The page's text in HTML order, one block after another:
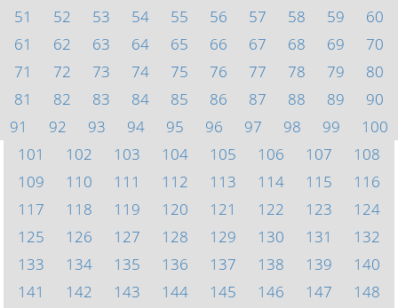
51
52 53 54 55 56 57 58 59
60
61
62 63 64 65 66 67 68 69
70
71
72 73 74 75 76 77 78 79
80
81
82 83 84 85 86 87 88 89
90
91
92 93 94 95 96 97 98 99
100
101
102 103 104 105 106 107
108
109
110 111 112 113 114 115
116
117
118 119 120 121 122 123
124
125
126 127 128 129 130 131
132
133
134 135 136 137 138 139
140
141
142 143 144 145 146 147
148